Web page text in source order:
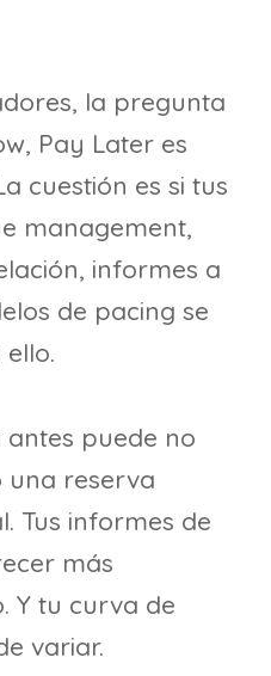
la pregunta
Pay Later es
cuestión es si tus
management,
informes a
de pacing se
puede no
reserva
Tus informes de
más
Y tu curva de
variar.